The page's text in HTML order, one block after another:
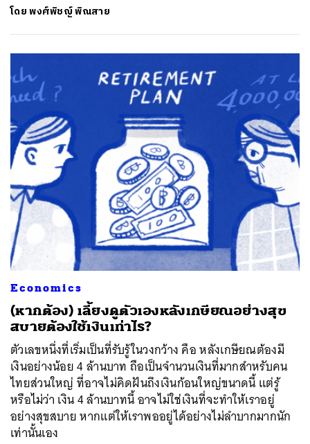
โดยพงศ์พิชญ์ พิณสาย
Economics
(หากต้อง) เลี้ยงดูตัวเองหลังเกษียณอย่างสุข
สบายต้องใช้เงินเท่าไร?
ตัวเลขหนึ่งที่เริ่มเป็นที่รับรู้ในวงกว้าง คือ หลังเกษียณต้องมี
เงินอย่างน้อย 4 ล้านบาท ถือเป็นจำนวนเงินที่มากสำหรับคน
ไทยส่วนใหญ่ ที่อาจไม่คิดฝันถึงเงินก้อนใหญ่ขนาดนี้ แต่รู้
หรือไม่ว่า เงิน 4 ล้านบาทนี้ อาจไม่ใช่เงินที่จะทำให้เราอยู่
อย่างสุขสบาย หากแต่ให้เราพออยู่ได้อย่างไม่ลำบากมากนัก
เท่านั้นเอง
ค้นหา
SHARE TWEET LINE EMAIL